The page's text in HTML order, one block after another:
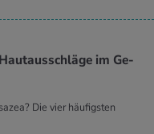
im Ge­
Die vier häufigsten